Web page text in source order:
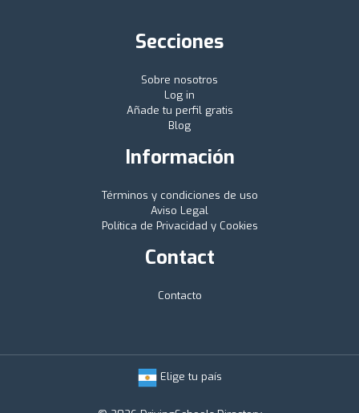
Secciones
Sobre nosotros
Log in
Añade tu perfil gratis
Blog
Información
Términos y condiciones de uso
Aviso Legal
Política de Privacidad y Cookies
Contact
Contacto
Elige tu país